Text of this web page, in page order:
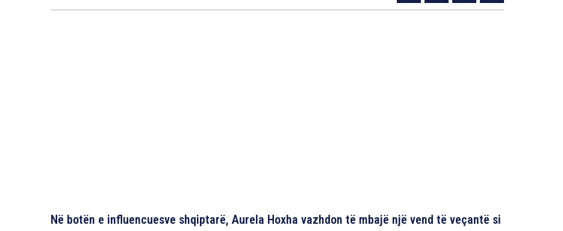
Në botën e influencuesve shqiptarë, Aurela Hoxha vazhdon të mbajë një vend të veçantë si